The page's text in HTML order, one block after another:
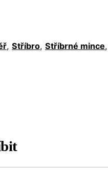
, Stříbro, Stříbrné mince